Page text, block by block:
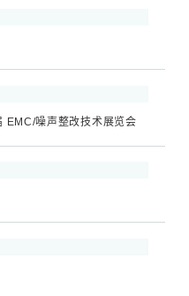
噪声整改技术展览会